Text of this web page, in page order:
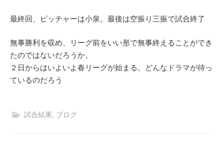
最終回、ピッチャーは小泉。最後は空振り三振で試合終了
無事勝利を収め、リーグ前をいい形で無事終えることができ
たのではないだろうか。
２日からはいよいよ春リーグが始まる。どんなドラマが待っ
ているのだろう
試合結果, ブログ